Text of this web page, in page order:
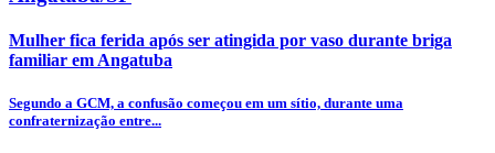
Mulher fica ferida após ser atingida por vaso durante briga
familiar em Angatuba
Segundo a GCM, a confusão começou em um sítio, durante uma
confraternização entre...